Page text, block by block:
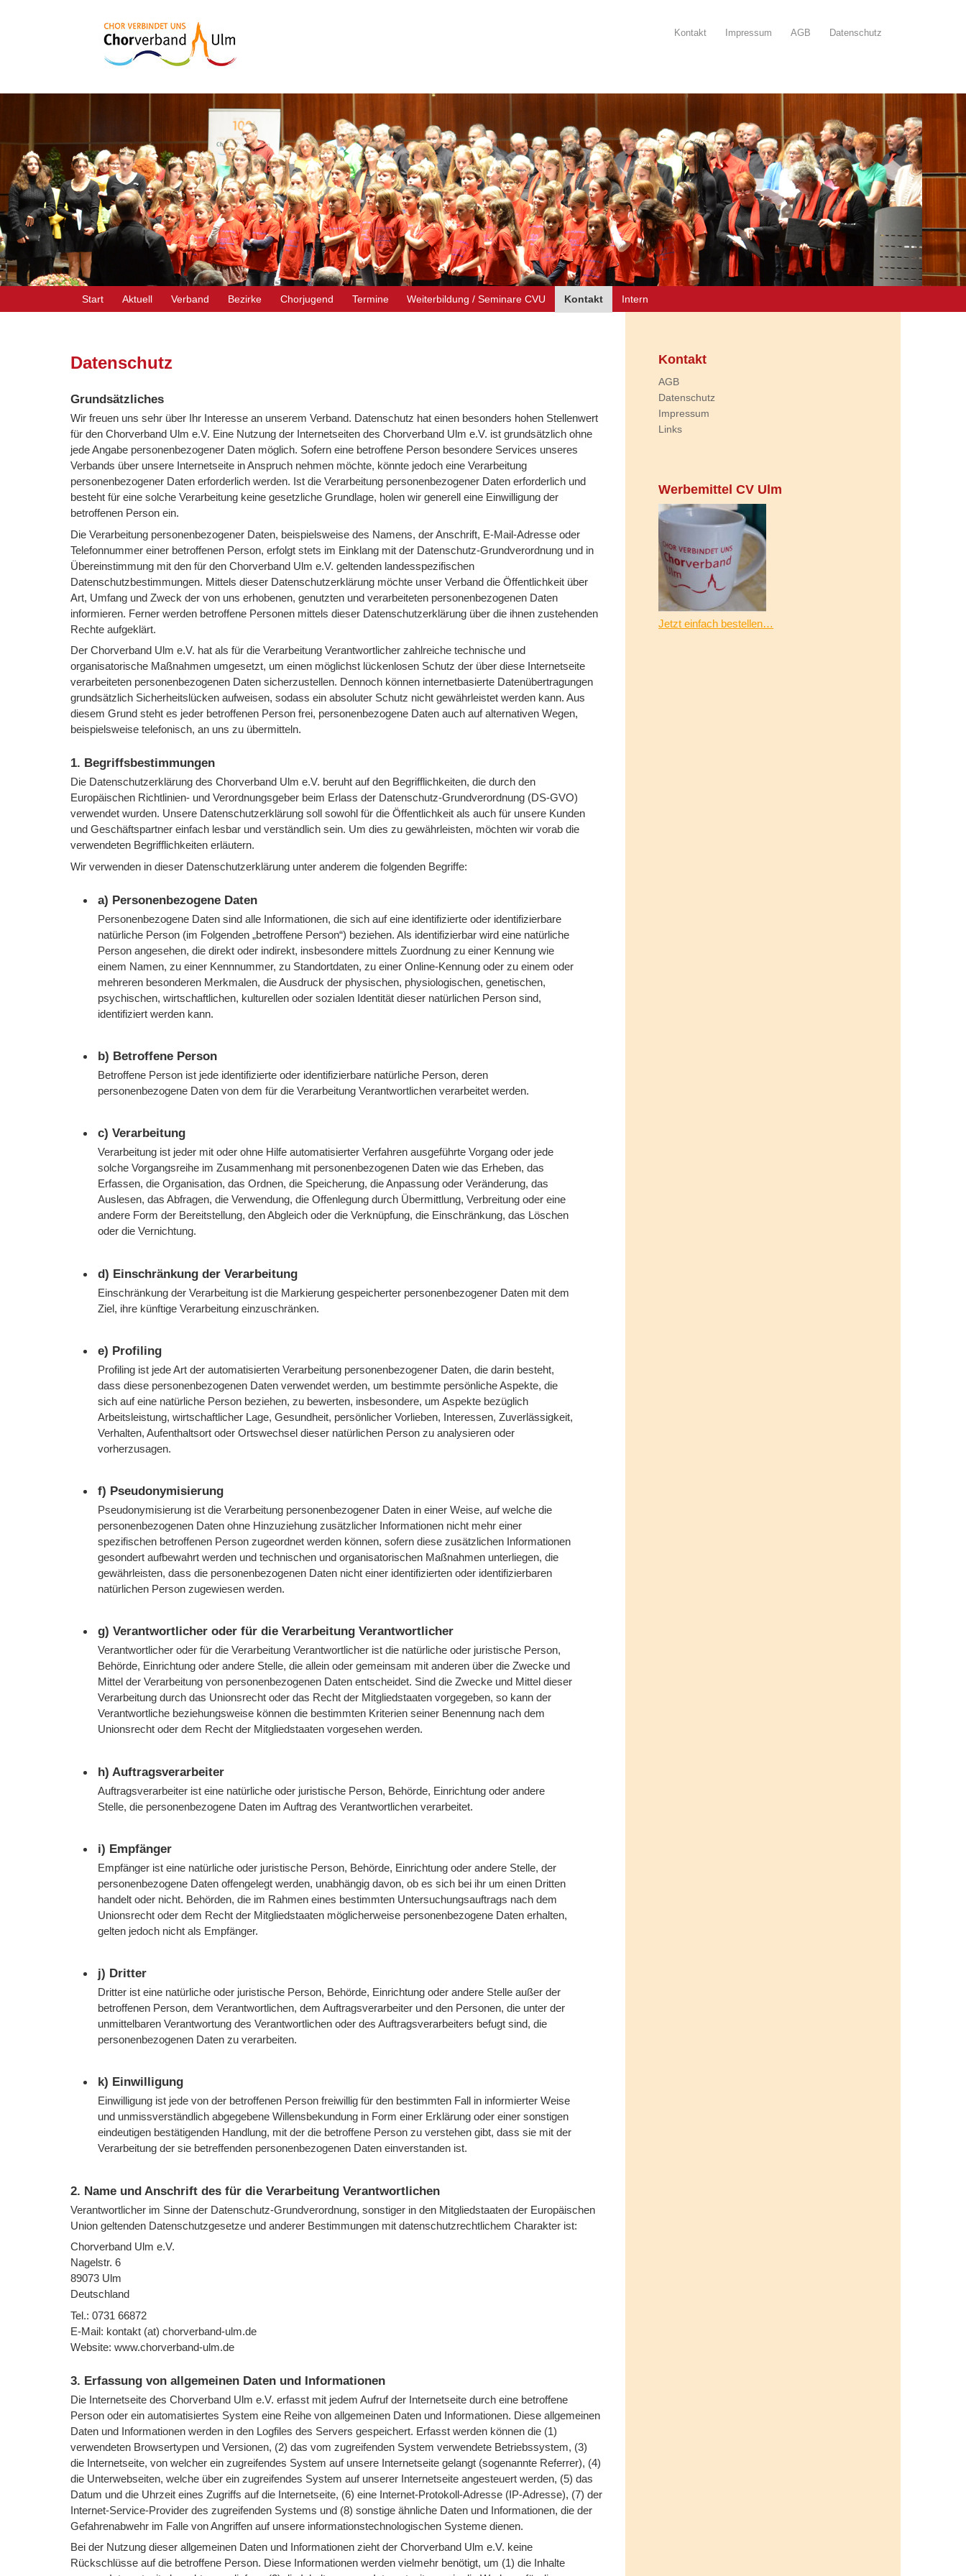
Kontakt Impressum AGB Datenschutz
Start Aktuell Verband Bezirke Chorjugend Termine Weiterbildung / Seminare CVU Kontakt Intern
Datenschutz
Grundsätzliches
Wir freuen uns sehr über Ihr Interesse an unserem Verband. Datenschutz hat einen besonders hohen Stellenwert
für den Chorverband Ulm e.V. Eine Nutzung der Internetseiten des Chorverband Ulm e.V. ist grundsätzlich ohne
jede Angabe personenbezogener Daten möglich. Sofern eine betroffene Person besondere Services unseres
Verbands über unsere Internetseite in Anspruch nehmen möchte, könnte jedoch eine Verarbeitung
personenbezogener Daten erforderlich werden. Ist die Verarbeitung personenbezogener Daten erforderlich und
besteht für eine solche Verarbeitung keine gesetzliche Grundlage, holen wir generell eine Einwilligung der
betroffenen Person ein.
Die Verarbeitung personenbezogener Daten, beispielsweise des Namens, der Anschrift, E-Mail-Adresse oder
Telefonnummer einer betroffenen Person, erfolgt stets im Einklang mit der Datenschutz-Grundverordnung und in
Übereinstimmung mit den für den Chorverband Ulm e.V. geltenden landesspezifischen
Datenschutzbestimmungen. Mittels dieser Datenschutzerklärung möchte unser Verband die Öffentlichkeit über
Art, Umfang und Zweck der von uns erhobenen, genutzten und verarbeiteten personenbezogenen Daten
informieren. Ferner werden betroffene Personen mittels dieser Datenschutzerklärung über die ihnen zustehenden
Rechte aufgeklärt.
Der Chorverband Ulm e.V. hat als für die Verarbeitung Verantwortlicher zahlreiche technische und
organisatorische Maßnahmen umgesetzt, um einen möglichst lückenlosen Schutz der über diese Internetseite
verarbeiteten personenbezogenen Daten sicherzustellen. Dennoch können internetbasierte Datenübertragungen
grundsätzlich Sicherheitslücken aufweisen, sodass ein absoluter Schutz nicht gewährleistet werden kann. Aus
diesem Grund steht es jeder betroffenen Person frei, personenbezogene Daten auch auf alternativen Wegen,
beispielsweise telefonisch, an uns zu übermitteln.
1. Begriffsbestimmungen
Die Datenschutzerklärung des Chorverband Ulm e.V. beruht auf den Begrifflichkeiten, die durch den
Europäischen Richtlinien- und Verordnungsgeber beim Erlass der Datenschutz-Grundverordnung (DS-GVO)
verwendet wurden. Unsere Datenschutzerklärung soll sowohl für die Öffentlichkeit als auch für unsere Kunden
und Geschäftspartner einfach lesbar und verständlich sein. Um dies zu gewährleisten, möchten wir vorab die
verwendeten Begrifflichkeiten erläutern.
Wir verwenden in dieser Datenschutzerklärung unter anderem die folgenden Begriffe:
a) Personenbezogene Daten
Personenbezogene Daten sind alle Informationen, die sich auf eine identifizierte oder identifizierbare
natürliche Person (im Folgenden „betroffene Person“) beziehen. Als identifizierbar wird eine natürliche
Person angesehen, die direkt oder indirekt, insbesondere mittels Zuordnung zu einer Kennung wie
einem Namen, zu einer Kennnummer, zu Standortdaten, zu einer Online-Kennung oder zu einem oder
mehreren besonderen Merkmalen, die Ausdruck der physischen, physiologischen, genetischen,
psychischen, wirtschaftlichen, kulturellen oder sozialen Identität dieser natürlichen Person sind,
identifiziert werden kann.
b) Betroffene Person
Betroffene Person ist jede identifizierte oder identifizierbare natürliche Person, deren
personenbezogene Daten von dem für die Verarbeitung Verantwortlichen verarbeitet werden.
c) Verarbeitung
Verarbeitung ist jeder mit oder ohne Hilfe automatisierter Verfahren ausgeführte Vorgang oder jede
solche Vorgangsreihe im Zusammenhang mit personenbezogenen Daten wie das Erheben, das
Erfassen, die Organisation, das Ordnen, die Speicherung, die Anpassung oder Veränderung, das
Auslesen, das Abfragen, die Verwendung, die Offenlegung durch Übermittlung, Verbreitung oder eine
andere Form der Bereitstellung, den Abgleich oder die Verknüpfung, die Einschränkung, das Löschen
oder die Vernichtung.
d) Einschränkung der Verarbeitung
Einschränkung der Verarbeitung ist die Markierung gespeicherter personenbezogener Daten mit dem
Ziel, ihre künftige Verarbeitung einzuschränken.
e) Profiling
Profiling ist jede Art der automatisierten Verarbeitung personenbezogener Daten, die darin besteht,
dass diese personenbezogenen Daten verwendet werden, um bestimmte persönliche Aspekte, die
sich auf eine natürliche Person beziehen, zu bewerten, insbesondere, um Aspekte bezüglich
Arbeitsleistung, wirtschaftlicher Lage, Gesundheit, persönlicher Vorlieben, Interessen, Zuverlässigkeit,
Verhalten, Aufenthaltsort oder Ortswechsel dieser natürlichen Person zu analysieren oder
vorherzusagen.
f) Pseudonymisierung
Pseudonymisierung ist die Verarbeitung personenbezogener Daten in einer Weise, auf welche die
personenbezogenen Daten ohne Hinzuziehung zusätzlicher Informationen nicht mehr einer
spezifischen betroffenen Person zugeordnet werden können, sofern diese zusätzlichen Informationen
gesondert aufbewahrt werden und technischen und organisatorischen Maßnahmen unterliegen, die
gewährleisten, dass die personenbezogenen Daten nicht einer identifizierten oder identifizierbaren
natürlichen Person zugewiesen werden.
g) Verantwortlicher oder für die Verarbeitung Verantwortlicher
Verantwortlicher oder für die Verarbeitung Verantwortlicher ist die natürliche oder juristische Person,
Behörde, Einrichtung oder andere Stelle, die allein oder gemeinsam mit anderen über die Zwecke und
Mittel der Verarbeitung von personenbezogenen Daten entscheidet. Sind die Zwecke und Mittel dieser
Verarbeitung durch das Unionsrecht oder das Recht der Mitgliedstaaten vorgegeben, so kann der
Verantwortliche beziehungsweise können die bestimmten Kriterien seiner Benennung nach dem
Unionsrecht oder dem Recht der Mitgliedstaaten vorgesehen werden.
h) Auftragsverarbeiter
Auftragsverarbeiter ist eine natürliche oder juristische Person, Behörde, Einrichtung oder andere
Stelle, die personenbezogene Daten im Auftrag des Verantwortlichen verarbeitet.
i) Empfänger
Empfänger ist eine natürliche oder juristische Person, Behörde, Einrichtung oder andere Stelle, der
personenbezogene Daten offengelegt werden, unabhängig davon, ob es sich bei ihr um einen Dritten
handelt oder nicht. Behörden, die im Rahmen eines bestimmten Untersuchungsauftrags nach dem
Unionsrecht oder dem Recht der Mitgliedstaaten möglicherweise personenbezogene Daten erhalten,
gelten jedoch nicht als Empfänger.
j) Dritter
Dritter ist eine natürliche oder juristische Person, Behörde, Einrichtung oder andere Stelle außer der
betroffenen Person, dem Verantwortlichen, dem Auftragsverarbeiter und den Personen, die unter der
unmittelbaren Verantwortung des Verantwortlichen oder des Auftragsverarbeiters befugt sind, die
personenbezogenen Daten zu verarbeiten.
k) Einwilligung
Einwilligung ist jede von der betroffenen Person freiwillig für den bestimmten Fall in informierter Weise
und unmissverständlich abgegebene Willensbekundung in Form einer Erklärung oder einer sonstigen
eindeutigen bestätigenden Handlung, mit der die betroffene Person zu verstehen gibt, dass sie mit der
Verarbeitung der sie betreffenden personenbezogenen Daten einverstanden ist.
2. Name und Anschrift des für die Verarbeitung Verantwortlichen
Verantwortlicher im Sinne der Datenschutz-Grundverordnung, sonstiger in den Mitgliedstaaten der Europäischen
Union geltenden Datenschutzgesetze und anderer Bestimmungen mit datenschutzrechtlichem Charakter ist:
Chorverband Ulm e.V.
Nagelstr. 6
89073 Ulm
Deutschland
Tel.: 0731 66872
E-Mail: kontakt (at) chorverband-ulm.de
Website: www.chorverband-ulm.de
3. Erfassung von allgemeinen Daten und Informationen
Die Internetseite des Chorverband Ulm e.V. erfasst mit jedem Aufruf der Internetseite durch eine betroffene
Person oder ein automatisiertes System eine Reihe von allgemeinen Daten und Informationen. Diese allgemeinen
Daten und Informationen werden in den Logfiles des Servers gespeichert. Erfasst werden können die (1)
verwendeten Browsertypen und Versionen, (2) das vom zugreifenden System verwendete Betriebssystem, (3)
die Internetseite, von welcher ein zugreifendes System auf unsere Internetseite gelangt (sogenannte Referrer), (4)
die Unterwebseiten, welche über ein zugreifendes System auf unserer Internetseite angesteuert werden, (5) das
Datum und die Uhrzeit eines Zugriffs auf die Internetseite, (6) eine Internet-Protokoll-Adresse (IP-Adresse), (7) der
Internet-Service-Provider des zugreifenden Systems und (8) sonstige ähnliche Daten und Informationen, die der
Gefahrenabwehr im Falle von Angriffen auf unsere informationstechnologischen Systeme dienen.
Bei der Nutzung dieser allgemeinen Daten und Informationen zieht der Chorverband Ulm e.V. keine
Rückschlüsse auf die betroffene Person. Diese Informationen werden vielmehr benötigt, um (1) die Inhalte
Kontakt
AGB
Datenschutz
Impressum
Links
Werbemittel CV Ulm
Jetzt einfach bestellen…